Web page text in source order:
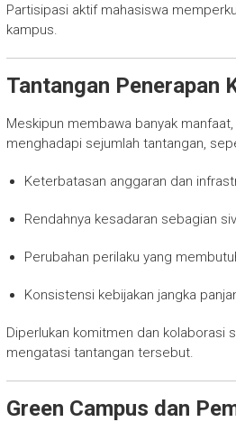
Partisipasi aktif mahasiswa
kampus.
Tantangan Penerapan
Meskipun membawa banyak
menghadapi sejumlah tantangan,
Keterbatasan anggaran dan
Rendahnya kesadaran sebagian
Perubahan perilaku yang
Konsistensi kebijakan jangka
Diperlukan komitmen dan kolaborasi
mengatasi tantangan tersebut.
Green Campus dan